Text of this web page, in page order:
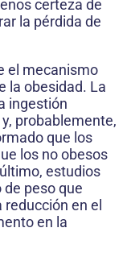
certeza de
la pérdida de
el mecanismo
la obesidad. La
ingestión
probablemente,
que los
los no obesos
estudios
peso que
en el
en la